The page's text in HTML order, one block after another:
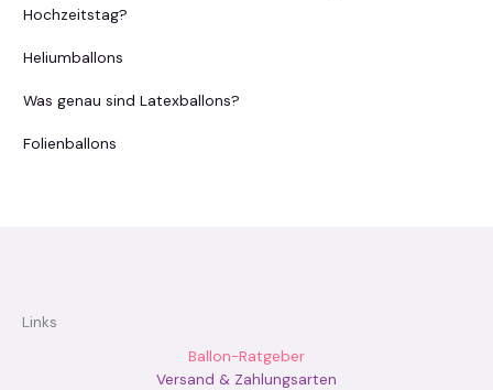
Hochzeitstag?
Heliumballons
Was genau sind Latexballons?
Folienballons
Links
Ballon-Ratgeber
Versand & Zahlungsarten